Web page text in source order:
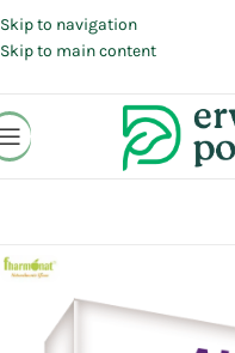
Skip to navigation
Skip to main content